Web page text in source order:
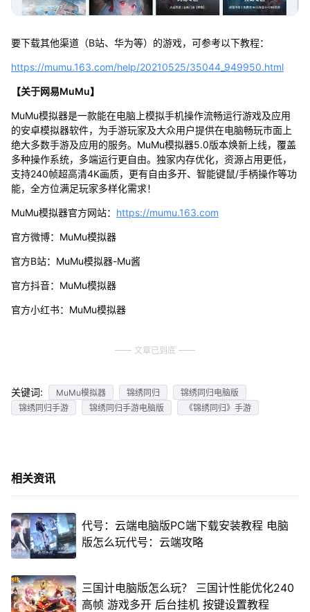
要下载其他渠道（B站、华为等）的游戏，可参考以下教程：
https://mumu.163.com/help/20210525/35044_949950.html
【关于网易MuMu】
MuMu模拟器是一款能在电脑上模拟手机操作流畅运行游戏及应用
的安卓模拟器软件，为手游玩家及大众用户提供在电脑畅玩市面上
绝大多数手游及应用的服务。MuMu模拟器5.0版本焕新上线，覆盖
多种操作系统，多端运行更自由。独家内存优化，资源占用更低，
支持240帧超高清4K画质，更有自由多开、智能键鼠/手柄操作等功
能，全方位满足玩家多样化需求！
MuMu模拟器官方网站： https://mumu.163.com
官方微博：MuMu模拟器
官方B站：MuMu模拟器-Mu酱
官方抖音：MuMu模拟器
官方小红书：MuMu模拟器
文章已到底
关键词: MuMu模拟器 锦绣同归
锦绣同归电脑版
锦绣同归手游
锦绣同归手游电脑版 《锦绣同归》手游
相关资讯
代号：云端电脑版PC端下载安装教程 电脑
版怎么玩代号：云端攻略
三国计电脑版怎么玩？ 三国计性能优化240
高帧 游戏多开 后台挂机 按键设置教程